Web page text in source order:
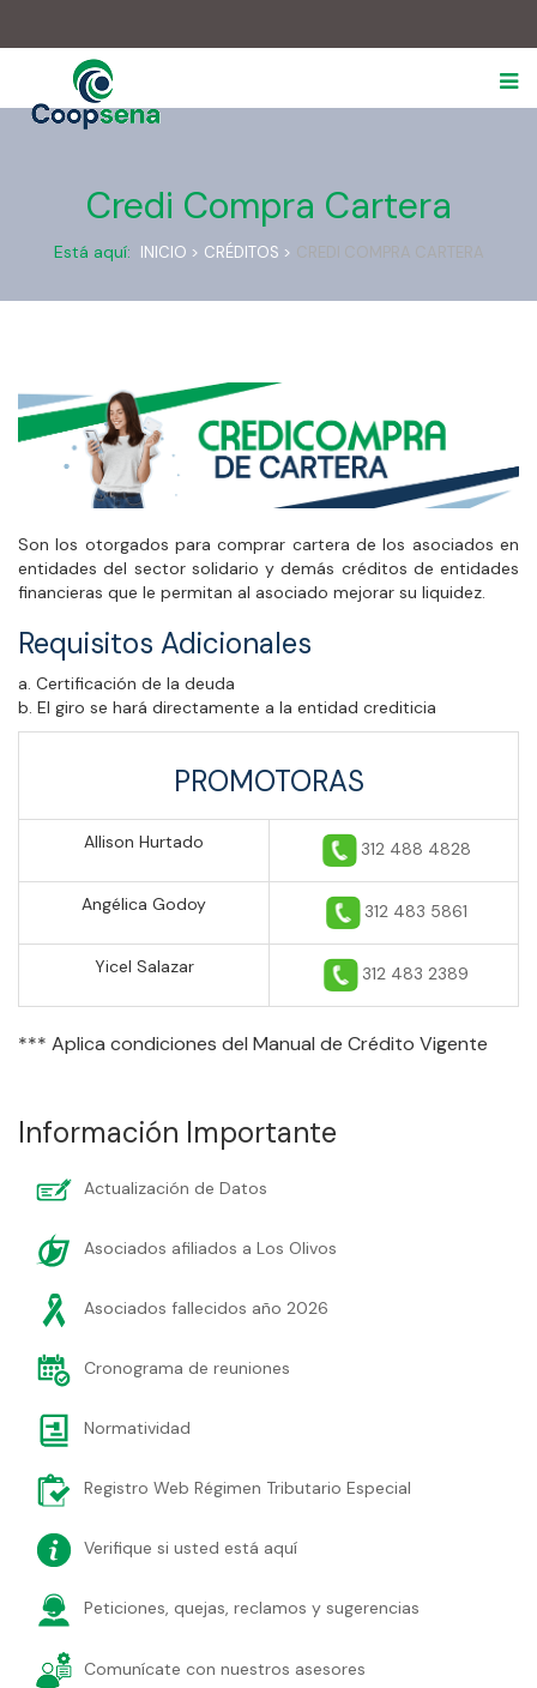
Credi Compra Cartera
Está aquí: INICIO > CRÉDITOS > CREDI COMPRA CARTERA
Son los otorgados para comprar cartera de los asociados en
entidades del sector solidario y demás créditos de entidades
financieras que le permitan al asociado mejorar su liquidez.
Requisitos Adicionales
a. Certificación de la deuda
b. El giro se hará directamente a la entidad crediticia
PROMOTORAS
Allison Hurtado 312 488 4828
Angélica Godoy 312 483 5861
Yicel Salazar 312 483 2389
*** Aplica condiciones del Manual de Crédito Vigente
Información Importante
Actualización de Datos
Asociados afiliados a Los Olivos
Asociados fallecidos año 2026
Cronograma de reuniones
Normatividad
Registro Web Régimen Tributario Especial
Verifique si usted está aquí
Peticiones, quejas, reclamos y sugerencias
Comunícate con nuestros asesores